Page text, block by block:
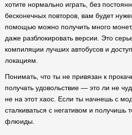
хотите нормально играть, без
бесконечных повторов, вам будет
помощью можно получить много
даже разблокировать версии. Это
компиляции лучших автобусов и
локациям.
Понимать, что ты не привязан к
получать удовольствие — это ли не
не на этот хаос. Если ты начнешь с
сталкиваться с негативом и получишь
флюиды.